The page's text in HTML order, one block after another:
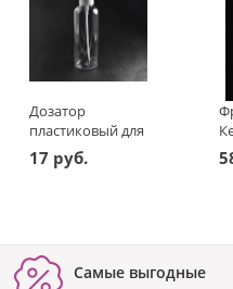
Дозатор
пластиковый для
жидкостей 100
мл
17 руб.
Самые выгодные